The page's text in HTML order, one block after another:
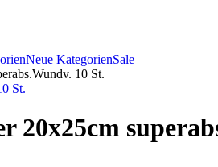
Neue KategorienSale
10 St.
20x25cm